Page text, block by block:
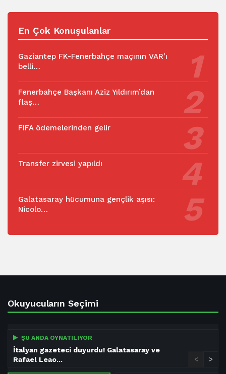
En Çok Konuşulanlar
Gaziantep FK-Fenerbahçe maçının VAR’ı
belli…
Fenerbahçe Başkanı Aziz Yıldırım’dan
flaş…
FIFA ödemelerinden gelir
Transfer zirvesi yapıldı
Galatasaray hücumuna gençlik aşısı:
Nicolo…
Okuyucuların Seçimi
ŞU ANDA OYNATILIYOR
İtalyan gazeteci duyurdu! Galatasaray ve
Rafael Leao...
< >